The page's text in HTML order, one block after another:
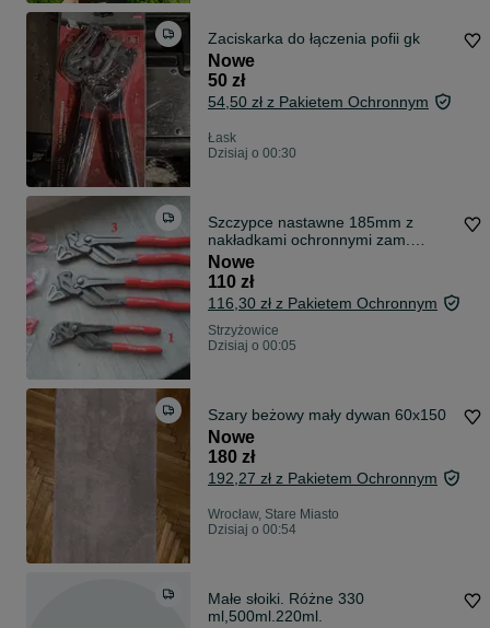
Zaciskarka do łączenia pofii gk
Nowe
50 zł
54,50 zł z Pakietem Ochronnym
Łask
Dzisiaj o 00:30
Szczypce nastawne 185mm z
nakładkami ochronnymi zam.
Knipex nr.1
Nowe
110 zł
116,30 zł z Pakietem Ochronnym
Strzyżowice
Dzisiaj o 00:05
Szary beżowy mały dywan 60x150
Nowe
180 zł
192,27 zł z Pakietem Ochronnym
Wrocław, Stare Miasto
Dzisiaj o 00:54
Małe słoiki. Różne 330
ml,500ml.220ml.